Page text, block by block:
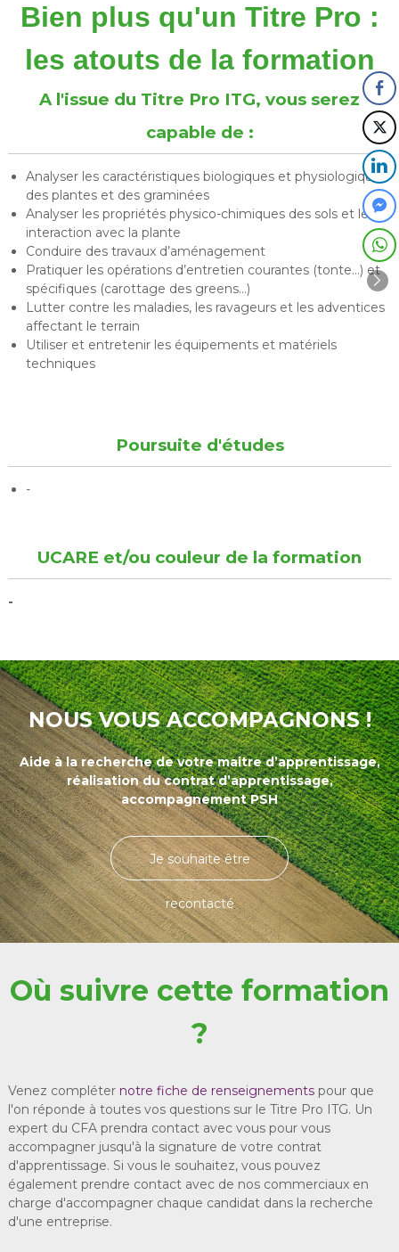
Bien plus qu'un Titre Pro :
les atouts de la formation
A l'issue du Titre Pro ITG, vous serez
capable de :
Analyser les caractéristiques biologiques et physiologiques
des plantes et des graminées
Analyser les propriétés physico-chimiques des sols et leur
interaction avec la plante
Conduire des travaux d’aménagement
Pratiquer les opérations d’entretien courantes (tonte…) et
spécifiques (carottage des greens…)
Lutter contre les maladies, les ravageurs et les adventices
affectant le terrain
Utiliser et entretenir les équipements et matériels
techniques
Poursuite d'études
-
UCARE et/ou couleur de la formation
-
NOUS VOUS ACCOMPAGNONS !
Aide à la recherche de votre maitre d’apprentissage,
réalisation du contrat d’apprentissage,
accompagnement PSH
Je souhaite être
recontacté
Où suivre cette formation
?
Venez compléter notre fiche de renseignementspour que
l'on réponde à toutes vos questions sur le Titre Pro ITG. Un
expert du CFA prendra contact avec vous pour vous
accompagner jusqu'à la signature de votre contrat
d'apprentissage. Si vous le souhaitez, vous pouvez
également prendre contact avec de nos commerciaux en
charge d'accompagner chaque candidat dans la recherche
d'une entreprise.